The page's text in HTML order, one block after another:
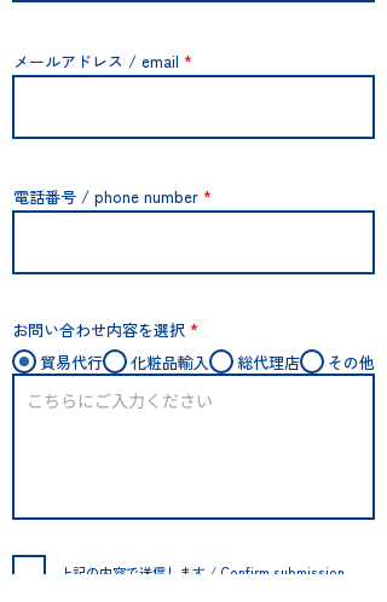
メールアドレス / email
電話番号 / phone number
お問い合わせ内容を選択 *
貿易代行
化粧品輸入 総代理店 その他
上記の内容で送信します / Confirm submission.